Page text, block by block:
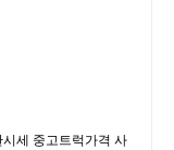
세 중고트럭가격 사